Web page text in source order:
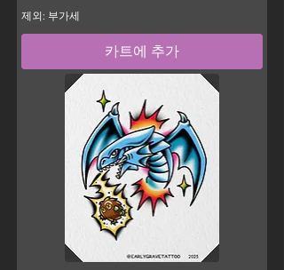
제외: 부가세
카트에 추가